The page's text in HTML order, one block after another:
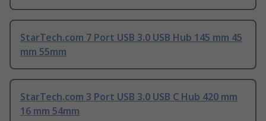
StarTech.com 7 Port USB 3.0 USB Hub 145 mm 45
mm 55mm
StarTech.com 3 Port USB 3.0 USB C Hub 420 mm
16 mm 54mm